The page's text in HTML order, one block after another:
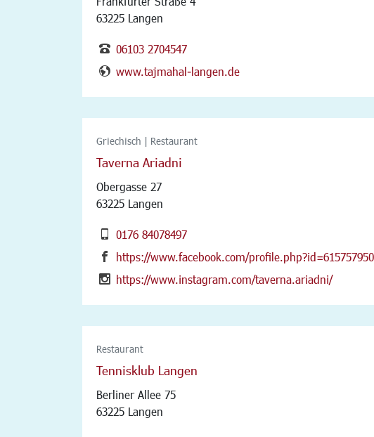
63225 Langen
06103 2704547
www.tajmahal-langen.de
Griechisch | Restaurant
Taverna Ariadni
Obergasse 27
63225 Langen
0176 84078497
https://www.facebook.com/
https://www.instagram.com/taverna.ariadni/
Restaurant
Tennisklub Langen
Berliner Allee 75
63225 Langen